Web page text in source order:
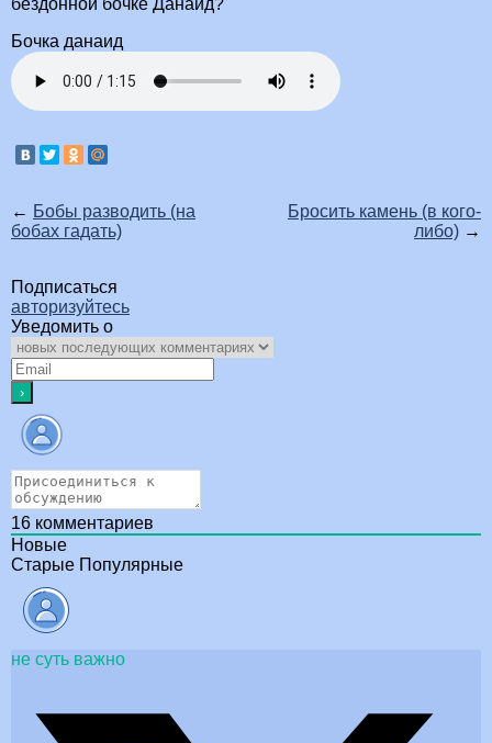
бездонной бочке Данаид?
Бочка данаид
← Бобы разводить (на
бобах гадать)
Бросить камень (в кого-
либо) →
Подписаться
авторизуйтесь
Уведомить о
16 комментариев
Новые
Старые Популярные
не суть важно